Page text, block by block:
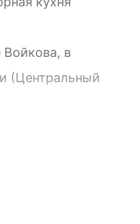
в
(Центральный